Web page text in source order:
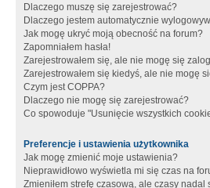
Dlaczego muszę się zarejestrować?
Dlaczego jestem automatycznie
Jak mogę ukryć moją obecność na forum?
Zapomniałem hasła!
Zarejestrowałem się, ale nie mogę się
Zarejestrowałem się kiedyś, ale nie mogę
Czym jest COPPA?
Dlaczego nie mogę się zarejestrować?
Co spowoduje "Usunięcie wszystkich
Preferencje i ustawienia użytkownika
Jak mogę zmienić moje ustawienia?
Nieprawidłowo wyświetla mi się czas na
Zmieniłem strefę czasową, ale czasy nadal